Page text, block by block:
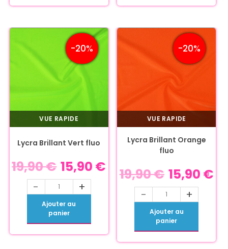
-20%
VUE RAPIDE
Lycra Brillant Vert fluo
19,90€ 15,90 €
- +
Ajouter au
panier
-20%
VUE RAPIDE
Lycra Brillant Orange
fluo
19,90€ 15,90 €
- +
Ajouter au
panier